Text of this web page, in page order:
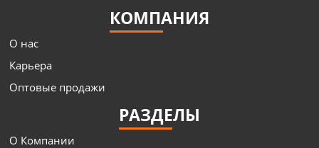
КОМПАНИЯ
О нас
Карьера
Оптовые продажи
РАЗДЕЛЫ
О Компании